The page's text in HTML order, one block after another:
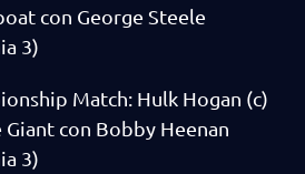
con George Steele
3)
Match: Hulk Hogan (c)
con Bobby Heenan
3)